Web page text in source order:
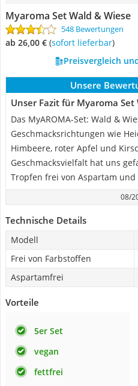
Myaroma Set Wald & Wiese
548 Bewertungen
ab 26,00 € ( Sofort lieferbar)
Preisvergleich
Unsere
Unser Fazit für Myaroma Set
Das MyAROMA-Set: Wald &
Geschmacksrichtungen wie
Himbeere, roter Apfel und
Geschmacksvielfalt hat uns
Tropfen frei von Aspartam
08/
Technische Details
Modell
Frei von Farbstoffen
Aspartamfrei
Vorteile
5er Set
vegan
fettfrei